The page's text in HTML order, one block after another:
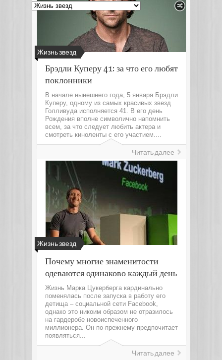
Жизнь звезд
Брэдли Куперу 41: за что его любят
поклонники
В начале нынешнего года, 5 января Брэдли
Куперу, одному из самых красивых звезд
Голливуда исполняется 41. В его день
Рождения вполне символично напомнить
всем, за что следует любить актера и
смотреть киноленты с его участием....
Читать далее
Жизнь звезд
Почему многие знаменитости
одеваются одинаково каждый день
Жизнь Марка Цукерберга кардинально
поменялась после запуска в работу его
детища – социальной сети Facebook,
однако это никоим образом не отразилось
на гардеробе новоиспеченного
миллионера. Он по-прежнему предпочитает
появляться...
Читать далее